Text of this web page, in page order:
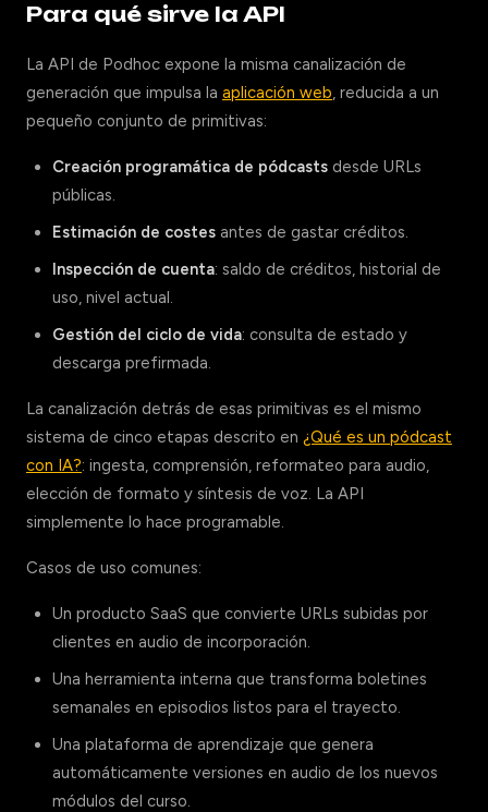
Para qué sirve la API
La API de Podhoc expone la misma canalización de
generación que impulsa la aplicación web, reducida a un
pequeño conjunto de primitivas:
Creación programática de pódcasts desde URLs
públicas.
Estimación de costes antes de gastar créditos.
Inspección de cuenta: saldo de créditos, historial de
uso, nivel actual.
Gestión del ciclo de vida: consulta de estado y
descarga prefirmada.
La canalización detrás de esas primitivas es el mismo
sistema de cinco etapas descrito en ¿Qué es un pódcast
con IA?: ingesta, comprensión, reformateo para audio,
elección de formato y síntesis de voz. La API
simplemente lo hace programable.
Casos de uso comunes:
Un producto SaaS que convierte URLs subidas por
clientes en audio de incorporación.
Una herramienta interna que transforma boletines
semanales en episodios listos para el trayecto.
Una plataforma de aprendizaje que genera
automáticamente versiones en audio de los nuevos
módulos del curso.